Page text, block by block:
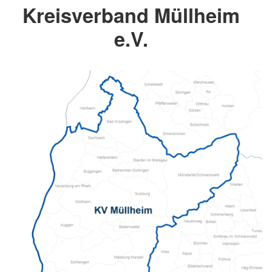
Kreisverband Müllheim
e.V.